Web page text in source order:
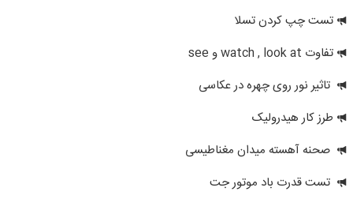
تست چپ کردن تسلا
تفاوت watch , look at و see
تاثیر نور روی چهره در عکاسی
طرز کار هیدرولیک
صحنه آهسته میدان مغناطیسی
تست قدرت باد موتور جت